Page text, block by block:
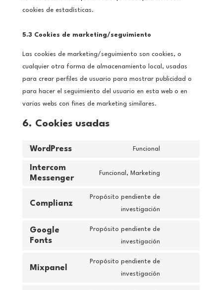
cookies de estadísticas.
5.3 Cookies de marketing/seguimiento
Las cookies de marketing/seguimiento son cookies, o
cualquier otra forma de almacenamiento local, usadas
para crear perfiles de usuario para mostrar publicidad o
para hacer el seguimiento del usuario en esta web o en
varias webs con fines de marketing similares.
6. Cookies usadas
WordPress Funcional
Intercom
Messenger
Funcional, Marketing
Complianz
Propósito pendiente de
investigación
Google
Fonts
Propósito pendiente de
investigación
Mixpanel
Propósito pendiente de
investigación